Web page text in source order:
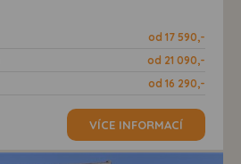
od 17 590,-
od 21 090,-
od 16 290,-
VÍCE INFORMACÍ